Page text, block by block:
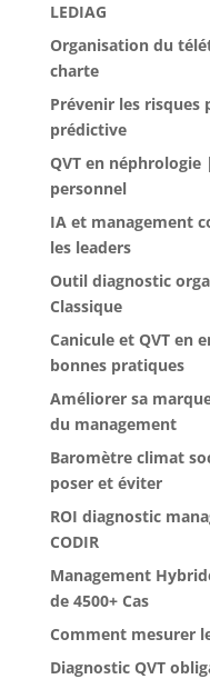
LEDIAG
Organisation du
charte
Prévenir les risques
prédictive
QVT en
personnel
IA et management
les leaders
Outil diagnostic
Classique
Canicule et QVT en
bonnes pratiques
Améliorer sa
du management
Baromètre climat
poser et éviter
ROI diagnostic
CODIR
Management
de 4500+ Cas
Comment mesurer
Diagnostic QVT